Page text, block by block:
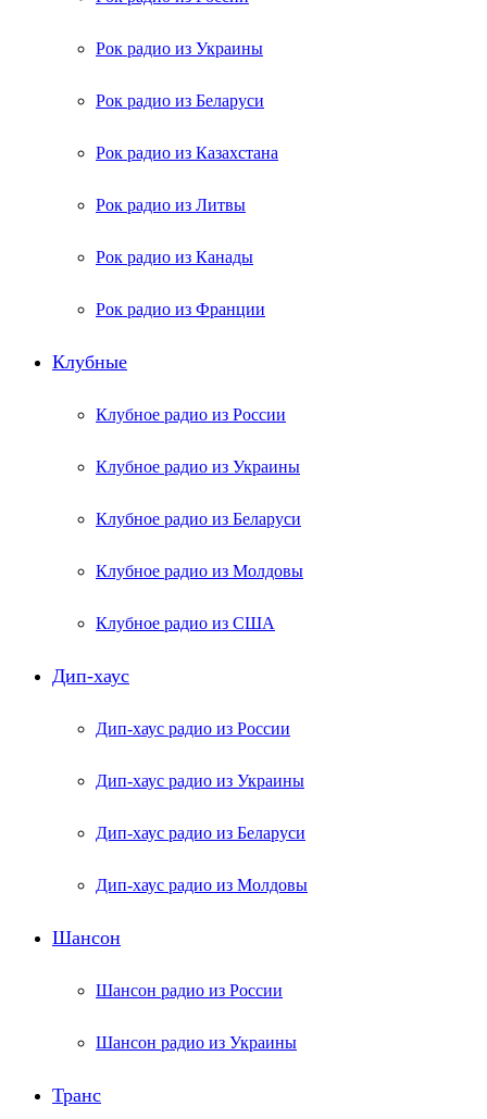
Рок радио из Украины
Рок радио из Беларуси
Рок радио из Казахстана
Рок радио из Литвы
Рок радио из Канады
Рок радио из Франции
Клубные
Клубное радио из России
Клубное радио из Украины
Клубное радио из Беларуси
Клубное радио из Молдовы
Клубное радио из США
Дип-хаус
Дип-хаус радио из России
Дип-хаус радио из Украины
Дип-хаус радио из Беларуси
Дип-хаус радио из Молдовы
Шансон
Шансон радио из России
Шансон радио из Украины
Транс